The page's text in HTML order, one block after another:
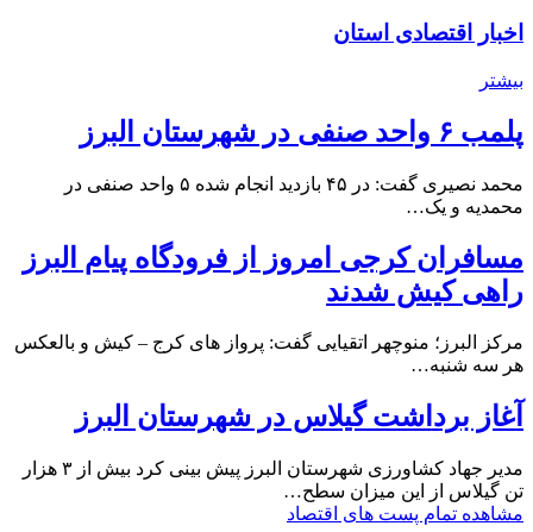
اخبار اقتصادی استان
بیشتر
پلمب ۶ واحد صنفی در شهرستان البرز
محمد نصیری گفت: در ۴۵ بازدید انجام شده ۵ واحد صنفی در
محمدیه و یک…
مسافران کرجی امروز از فرودگاه پیام البرز
راهی کیش شدند
مرکز البرز؛ منوچهر اتقیایی گفت: پرواز های کرج – کیش و بالعکس
هر سه شنبه…
آغاز برداشت گیلاس در شهرستان البرز
مدیر جهاد کشاورزی شهرستان البرز پیش بینی کرد بیش از ۳ هزار
تن گیلاس از این میزان سطح…
مشاهده تمام پست های اقتصاد